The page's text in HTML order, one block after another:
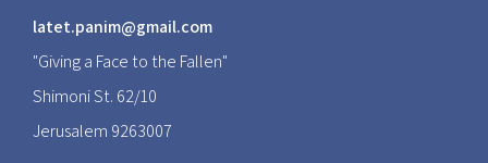
latet.panim@gmail.com
"Giving a Face to the Fallen"
Shimoni St. 62/10
Jerusalem 9263007